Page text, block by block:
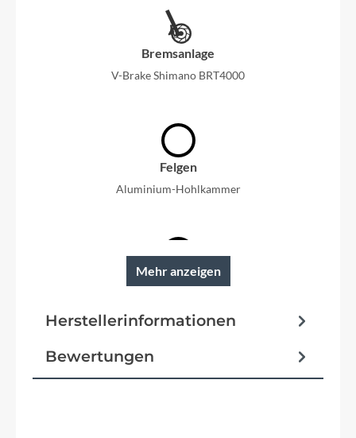
Bremsanlage
V-Brake Shimano BRT4000
Felgen
Aluminium-Hohlkammer
Reifen
Stronglight, Kunststoff, mit Spoiler, mit Reflektor,
schwarz
Mehr anzeigen
Herstellerinformationen
Bewertungen